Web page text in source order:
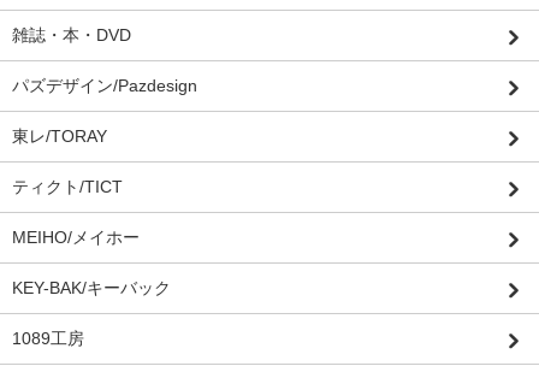
雑誌・本・DVD
パズデザイン/Pazdesign
東レ/TORAY
ティクト/TICT
MEIHO/メイホー
KEY-BAK/キーバック
1089工房